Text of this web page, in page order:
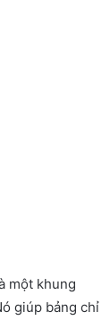
một khung
giúp bảng chỉ